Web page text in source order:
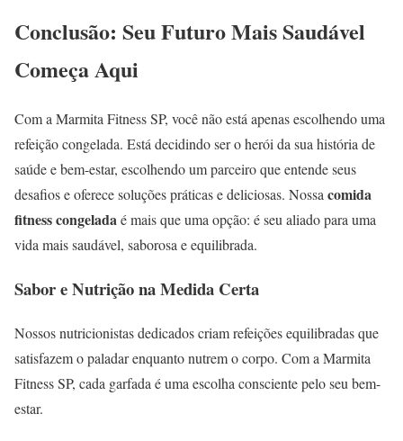
Conclusão: Seu Futuro Mais Saudável
Começa Aqui
Com a Marmita Fitness SP, você não está apenas escolhendo uma
refeição congelada. Está decidindo ser o herói da sua história de
saúde e bem-estar, escolhendo um parceiro que entende seus
desafios e oferece soluções práticas e deliciosas. Nossacomida
fitness congeladaé mais que uma opção: é seu aliado para uma
vida mais saudável, saborosa e equilibrada.
Sabor e Nutrição na Medida Certa
Nossos nutricionistas dedicados criam refeições equilibradas que
satisfazem o paladar enquanto nutrem o corpo. Com a Marmita
Fitness SP, cada garfada é uma escolha consciente pelo seu bem-
estar.